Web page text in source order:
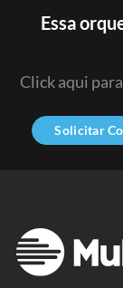
Essa
Click aqui
Solicitar